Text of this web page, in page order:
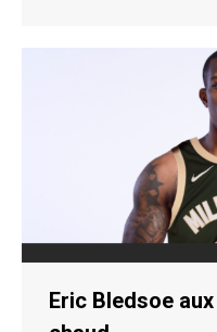
Eric Bledsoe